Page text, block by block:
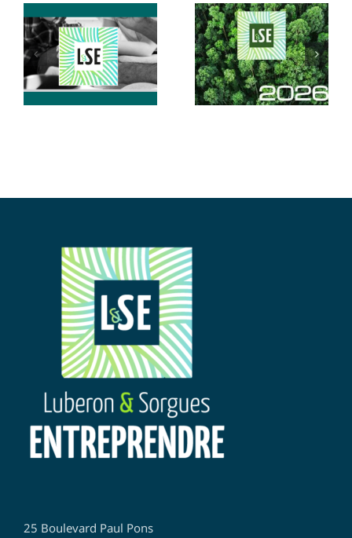
Dirigeant & de
l’Entreprise :
Ne Restez Pas
Seul à la Barre
Vœux LSE |
2026
25 Boulevard Paul Pons